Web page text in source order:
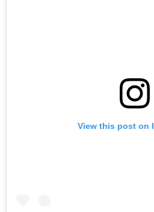
View this post on